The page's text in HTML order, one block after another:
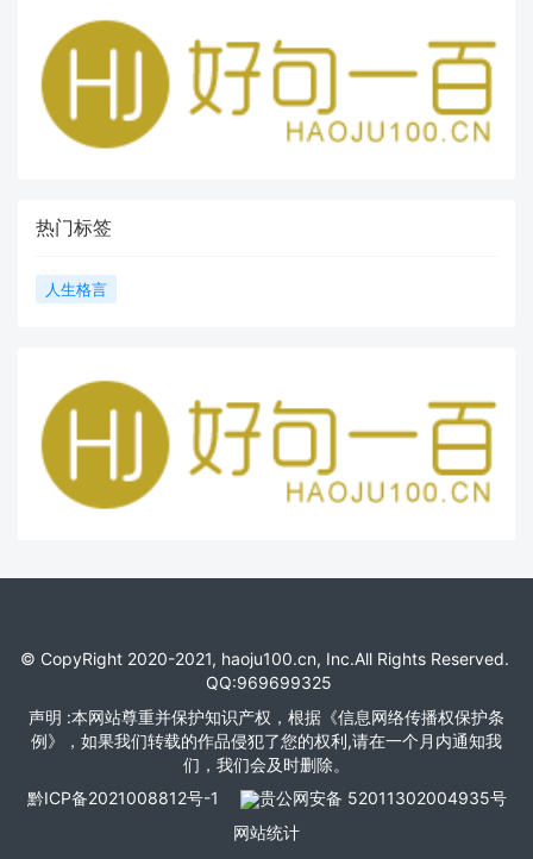
热门标签
人生格言
© CopyRight 2020-2021, haoju100.cn, Inc.All Rights Reserved.
QQ:969699325
声明 :本网站尊重并保护知识产权，根据《信息网络传播权保护条
例》，如果我们转载的作品侵犯了您的权利,请在一个月内通知我
们，我们会及时删除。
黔ICP备2021008812号-1
贵公网安备 52011302004935号
网站统计